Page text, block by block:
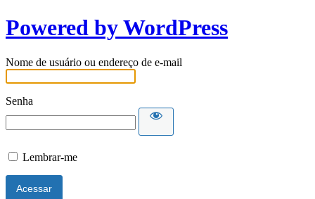
Powered by WordPress
Nome de usuário ou endereço de e-mail
Senha
Lembrar-me